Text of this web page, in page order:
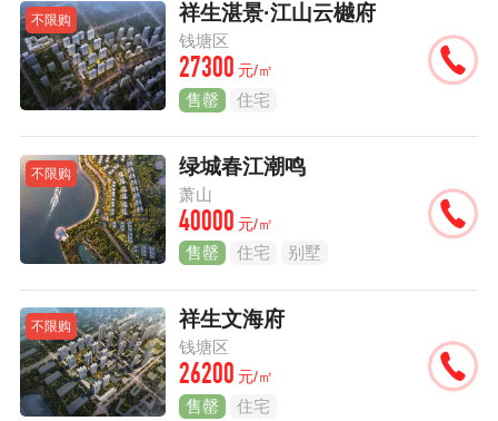
不限购 祥生湛景·江山云樾府
钱塘区
27300 元/㎡
售罄 住宅
不限购 绿城春江潮鸣
萧山
40000 元/㎡
售罄 住宅 别墅
不限购 祥生文海府
钱塘区
26200 元/㎡
售罄 住宅